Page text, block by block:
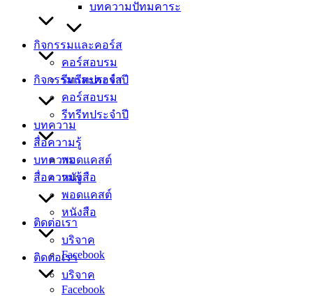
บทความปัทมคาระ
กิจกรรมและคอร์ส
คอร์สอบรม
รีทรีทประจำปี
บทความ
สื่อความรู้
พอดแคสต์
หนังสือ
ติดต่อเรา
บริจาค
Facebook
กิจกรรมและคอร์ส
คอร์สอบรม
รีทรีทประจำปี
บทความ
สื่อความรู้
พอดแคสต์
หนังสือ
ติดต่อเรา
บริจาค
Facebook